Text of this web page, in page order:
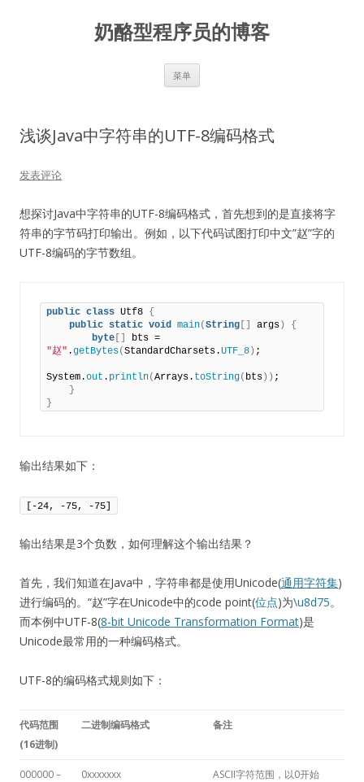
奶酪型程序员的博客
菜单
浅谈Java中字符串的UTF-8编码格式
发表评论
想探讨Java中字符串的UTF-8编码格式，首先想到的是直接将字
符串的字节码打印输出。例如，以下代码试图打印中文”赵”字的
UTF-8编码的字节数组。
public class Utf8 {
public static void main(String args )
{
byte
"赵" .getBytes(StandardCharsets.UTF_8 ) ;
System.out . println(Arrays. toString( bts )) ;
}
}
输出结果如下：
[-24, -75, -75]
输出结果是3个负数，如何理解这个输出结果？
首先，我们知道在Java中，字符串都是使用Unicode(通用字符集)
进行编码的。“赵”字在Unicode中的code point(位点)为\u8d75。
而本例中UTF-8(8-bit Unicode Transformation Format)是
Unicode最常用的一种编码格式。
UTF-8的编码格式规则如下：
代码范围
(16进制)
二进制编码格式 备注
000000 –
0xxxxxxx ASCII字符范围，以0开始